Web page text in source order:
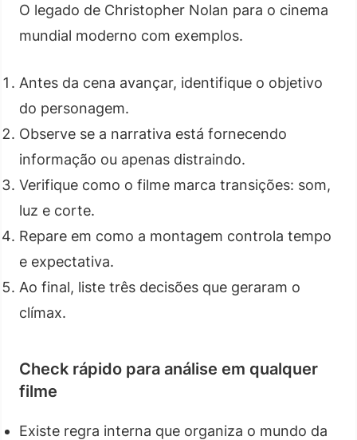
O legado de Christopher Nolan para o cinema
mundial moderno com exemplos.
Antes da cena avançar, identifique o objetivo
do personagem.
Observe se a narrativa está fornecendo
informação ou apenas distraindo.
Verifique como o filme marca transições: som,
luz e corte.
Repare em como a montagem controla tempo
e expectativa.
Ao final, liste três decisões que geraram o
clímax.
Check rápido para análise em qualquer
filme
Existe regra interna que organiza o mundo da